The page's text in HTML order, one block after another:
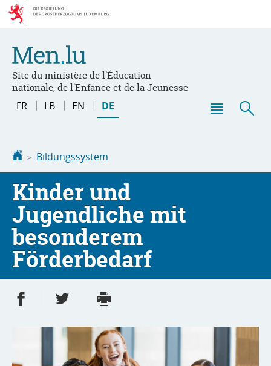
Zur
Navigation
Zum
Inhalt
Site du ministère de l'Éducation
nationale, de l'Enfance et de la Jeunesse
Sprache
wechseln
FR LB EN DE
Startseite
Bildungssystem
Kinder und
Jugendliche mit
besonderem
Förderbedarf
Partager sur Facebook
Partager sur Twitter